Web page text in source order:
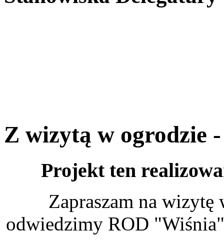
Z wizytą w ogrodzie
Projekt ten
Zapraszam na
odwiedzimy ROD